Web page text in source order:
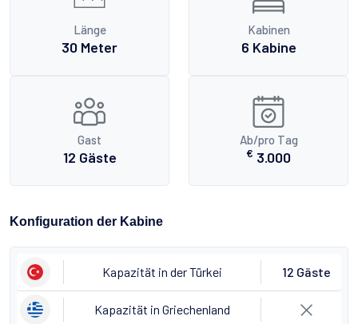
Länge
30 Meter
Kabinen
6 Kabine
Gast
12 Gäste
Ab/pro Tag
€ 3.000
Konfiguration der Kabine
Kapazität in der Türkei 12 Gäste
Kapazität in Griechenland